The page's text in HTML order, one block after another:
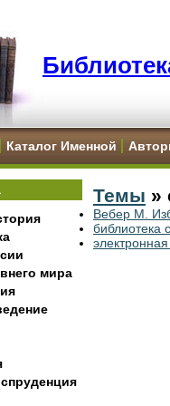
Каталог Именной
мира
Темы »
Вебер М.
библиотека